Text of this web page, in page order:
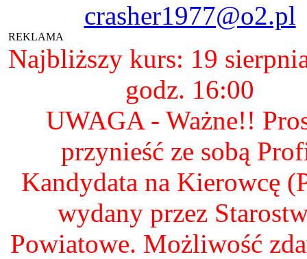
crasher1977@o2.pl
REKLAMA
Najbliższy kurs: 19
godz. 16:00
UWAGA - Ważne!!
przynieść ze sobą
Kandydata na Kierowcę
wydany przez
Powiatowe. Możliwość